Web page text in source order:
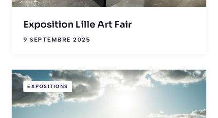
Exposition Lille Art Fair
9 SEPTEMBRE 2025
EXPOSITIONS